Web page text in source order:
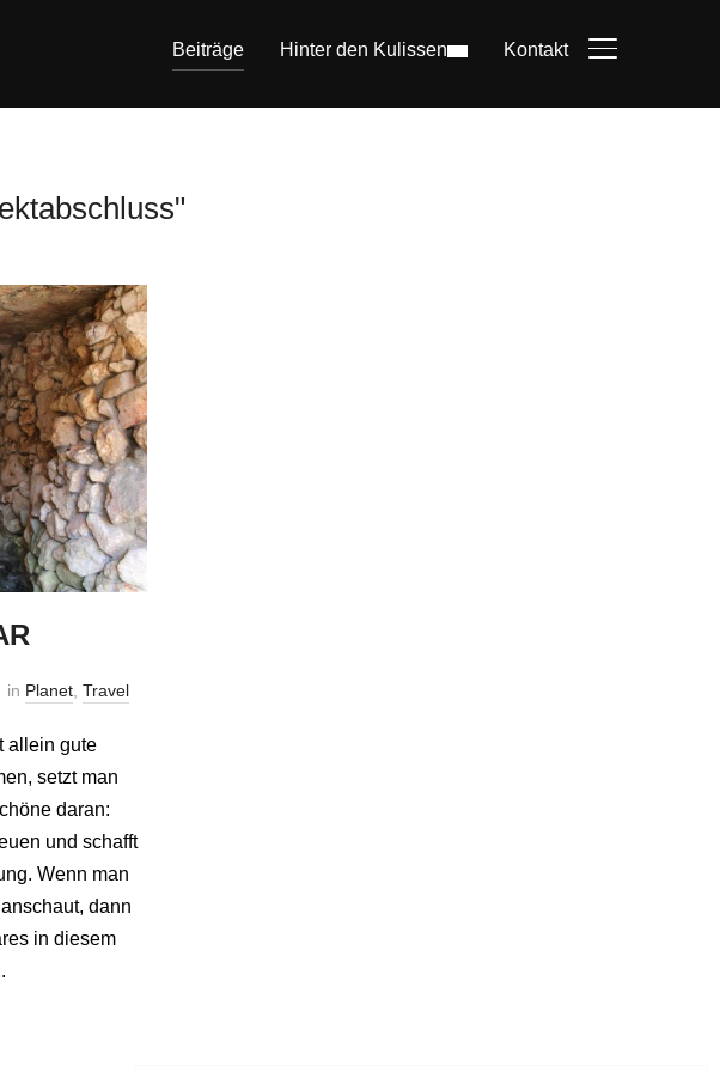
Beiträge Hinter den Kulissen Kontakt
in Planet ,Travel
allein gute
setzt man
daran:
und schafft
Wenn man
dann
in diesem